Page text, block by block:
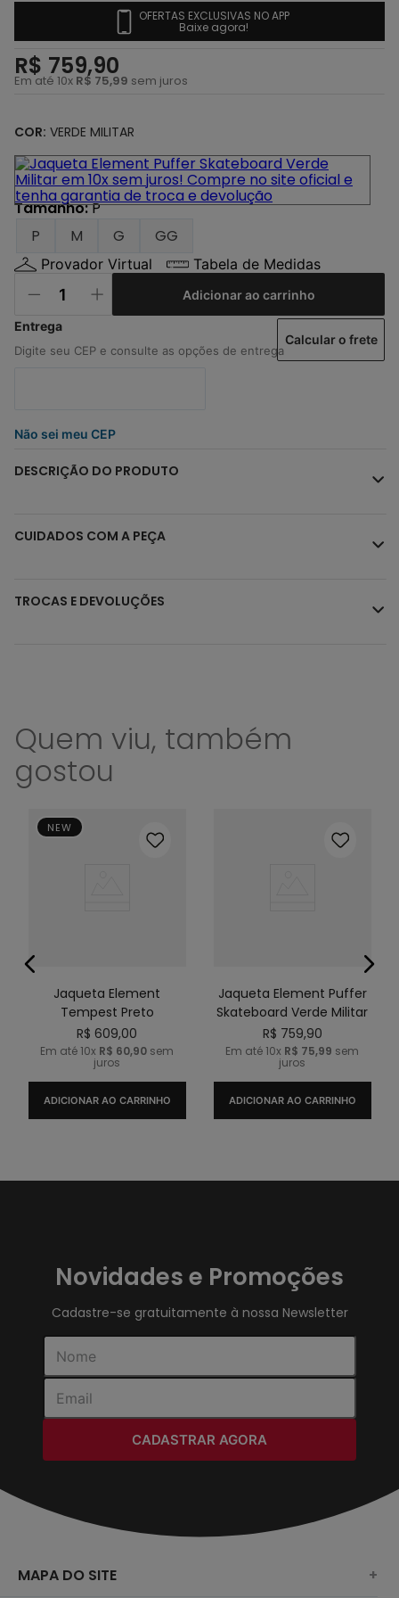
OFERTAS EXCLUSIVAS NO APP
Baixe agora!
R$ 759,90
Em até 10x R$ 75,99 sem juros
COR: VERDE MILITAR
Tamanho:P
P
M G GG
Provador Virtual Tabela de Medidas
Adicionar ao carrinho
Não sei meu CEP
Calcular o frete
DESCRIÇÃO DO PRODUTO
CUIDADOS COM A PEÇA
TROCAS E DEVOLUÇÕES
Quem viu, também
gostou
NEW
Jaqueta Element
Tempest Preto
R$ 609,00
Em até 10x R$ 60,90 sem
juros
ADICIONAR AO CARRINHO
Jaqueta Element Puffer
Skateboard Verde Militar
R$ 759,90
Em até 10x R$ 75,99 sem
juros
ADICIONAR AO CARRINHO
Novidades e Promoções
Cadastre-se gratuitamente à nossa Newsletter
CADASTRAR AGORA
MAPA DO SITE +
4º
regata
5º
calça
6º
shape
8º
camisa
9º
carteira
10º jaqueta